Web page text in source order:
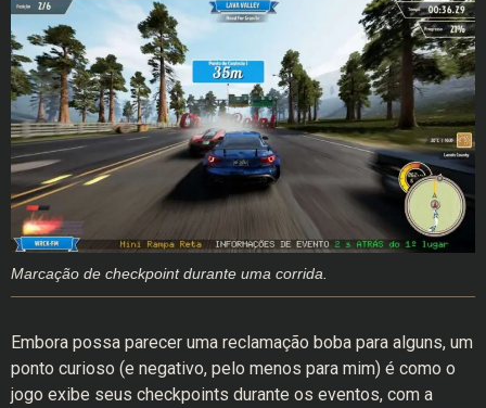
Marcação de checkpoint durante uma corrida.
Embora possa parecer uma reclamação boba para alguns, um
ponto curioso (e negativo, pelo menos para mim) é como o
jogo exibe seus checkpoints durante os eventos, com a